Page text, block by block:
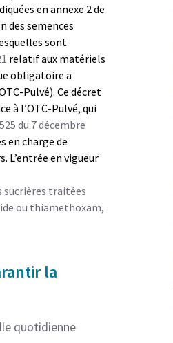
en annexe 2 de
des semences
sont
relatif aux matériels
obligatoire a
Pulvé). Ce décret
à l’OTC-Pulvé, qui
du 7 décembre
en charge de
L’entrée en vigueur
sucrières traitées
ou thiamethoxam,
la
quotidienne